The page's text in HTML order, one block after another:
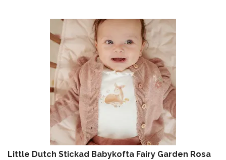
Little Dutch Stickad Babykofta Fairy Garden Rosa